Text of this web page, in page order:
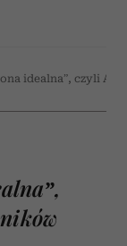
idealna”, czyli